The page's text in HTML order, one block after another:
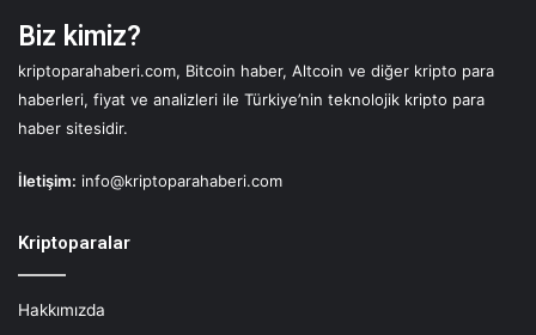
Biz kimiz?
kriptoparahaberi.com, Bitcoin haber, Altcoin ve diğer kripto para
haberleri, fiyat ve analizleri ile Türkiye’nin teknolojik kripto para
haber sitesidir.
İletişim: info@kriptoparahaberi.com
Kriptoparalar
Hakkımızda